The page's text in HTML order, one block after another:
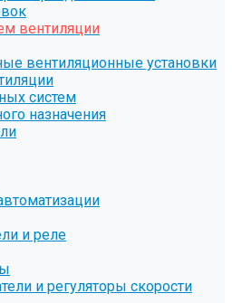
вентиляции
вентиляционные установки
систем
назначения
и реле
и регуляторы скорости